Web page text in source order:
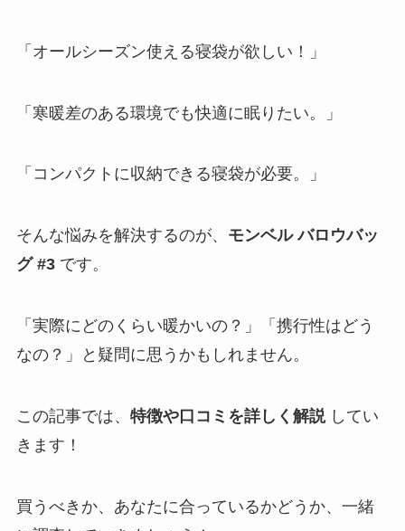
「オールシーズン使える寝袋が欲しい！」
「寒暖差のある環境でも快適に眠りたい。」
「コンパクトに収納できる寝袋が必要。」
そんな悩みを解決するのが、 モンベル バロウバッ
グ #3です。
「実際にどのくらい暖かいの？」「携行性はどう
なの？」と疑問に思うかもしれません。
この記事では、 特徴や口コミを詳しく解説してい
きます！
買うべきか、あなたに合っているかどうか、一緒